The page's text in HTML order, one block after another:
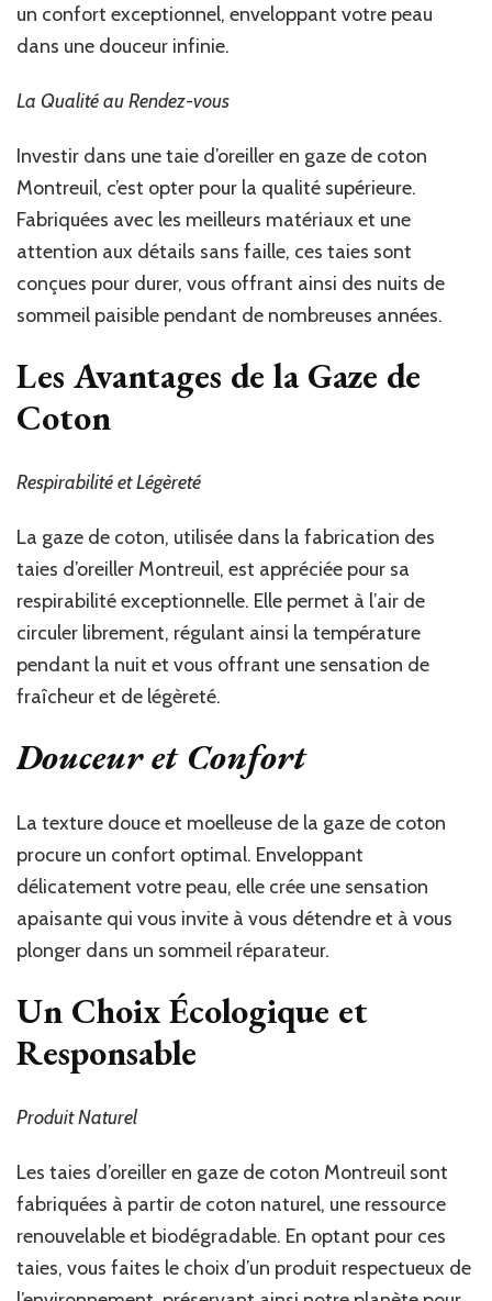
un confort exceptionnel, enveloppant votre peau
dans une douceur infinie.
La Qualité au Rendez-vous
Investir dans une taie d’oreiller en gaze de coton
Montreuil, c’est opter pour la qualité supérieure.
Fabriquées avec les meilleurs matériaux et une
attention aux détails sans faille, ces taies sont
conçues pour durer, vous offrant ainsi des nuits de
sommeil paisible pendant de nombreuses années.
Les Avantages de la Gaze de
Coton
Respirabilité et Légèreté
La gaze de coton, utilisée dans la fabrication des
taies d’oreiller Montreuil, est appréciée pour sa
respirabilité exceptionnelle. Elle permet à l’air de
circuler librement, régulant ainsi la température
pendant la nuit et vous offrant une sensation de
fraîcheur et de légèreté.
Douceur et Confort
La texture douce et moelleuse de la gaze de coton
procure un confort optimal. Enveloppant
délicatement votre peau, elle crée une sensation
apaisante qui vous invite à vous détendre et à vous
plonger dans un sommeil réparateur.
Un Choix Écologique et
Responsable
Produit Naturel
Les taies d’oreiller en gaze de coton Montreuil sont
fabriquées à partir de coton naturel, une ressource
renouvelable et biodégradable. En optant pour ces
taies, vous faites le choix d’un produit respectueux de